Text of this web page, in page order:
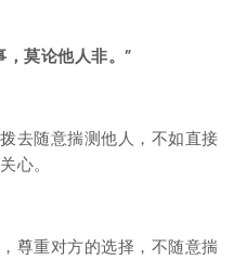
，莫论他人非。”
去随意揣测他人，不如直接
心。
尊重对方的选择，不随意揣